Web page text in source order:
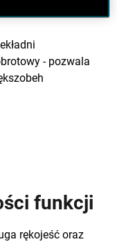
- pozwala
funkcji
rękojeść oraz